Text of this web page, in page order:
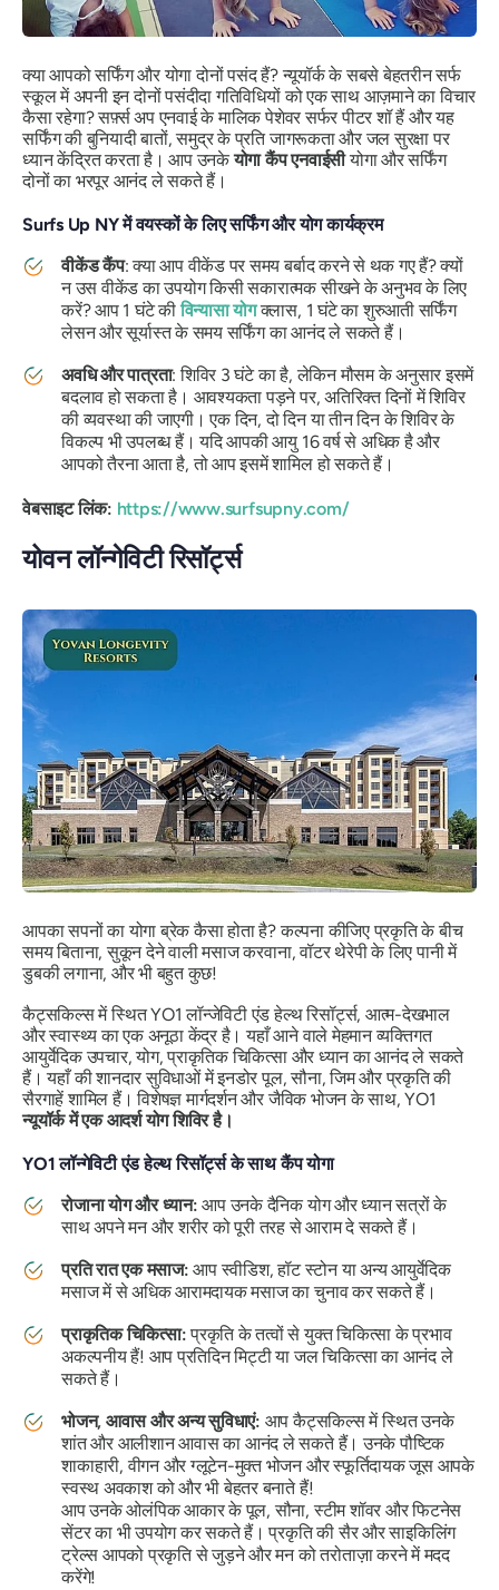
क्या आपको सर्फिंग और योगा दोनों पसंद हैं? न्यूयॉर्क के सबसे बेहतरीन सर्फ
स्कूल में अपनी इन दोनों पसंदीदा गतिविधियों को एक साथ आज़माने का विचार
कैसा रहेगा? सर्फ़्स अप एनवाई के मालिक पेशेवर सर्फर पीटर शॉ हैं और यह
सर्फिंग की बुनियादी बातों, समुद्र के प्रति जागरूकता और जल सुरक्षा पर
ध्यान केंद्रित करता है। आप उनकेयोगा कैंप एनवाईसीयोगा और सर्फिंग
दोनों का भरपूर आनंद ले सकते हैं।
Surfs Up NY में वयस्कों के लिए सर्फिंग और योग कार्यक्रम
वीकेंड कैंप: क्या आप वीकेंड पर समय बर्बाद करने से थक गए हैं? क्यों
न उस वीकेंड का उपयोग किसी सकारात्मक सीखने के अनुभव के लिए
करें? आप 1 घंटे कीविन्यासा योगक्लास, 1 घंटे का शुरुआती सर्फिंग
लेसन और सूर्यास्त के समय सर्फिंग का आनंद ले सकते हैं।
अवधि और पात्रता: शिविर 3 घंटे का है, लेकिन मौसम के अनुसार इसमें
बदलाव हो सकता है। आवश्यकता पड़ने पर, अतिरिक्त दिनों में शिविर
की व्यवस्था की जाएगी। एक दिन, दो दिन या तीन दिन के शिविर के
विकल्प भी उपलब्ध हैं। यदि आपकी आयु 16 वर्ष से अधिक है और
आपको तैरना आता है, तो आप इसमें शामिल हो सकते हैं।
वेबसाइट लिंक: https://www.surfsupny.com/
योवन लॉन्गेविटी रिसॉर्ट्स
आपका सपनों का योगा ब्रेक कैसा होता है? कल्पना कीजिए प्रकृति के बीच
समय बिताना, सुकून देने वाली मसाज करवाना, वॉटर थेरेपी के लिए पानी में
डुबकी लगाना, और भी बहुत कुछ!
कैट्सकिल्स में स्थित YO1 लॉन्जेविटी एंड हेल्थ रिसॉर्ट्स, आत्म-देखभाल
और स्वास्थ्य का एक अनूठा केंद्र है। यहाँ आने वाले मेहमान व्यक्तिगत
आयुर्वेदिक उपचार, योग, प्राकृतिक चिकित्सा और ध्यान का आनंद ले सकते
हैं। यहाँ की शानदार सुविधाओं में इनडोर पूल, सौना, जिम और प्रकृति की
सैरगाहें शामिल हैं। विशेषज्ञ मार्गदर्शन और जैविक भोजन के साथ, YO1
न्यूयॉर्क में एक आदर्श योग शिविर है।
YO1 लॉन्गेविटी एंड हेल्थ रिसॉर्ट्स के साथ कैंप योगा
रोजाना योग और ध्यान:आप उनके दैनिक योग और ध्यान सत्रों के
साथ अपने मन और शरीर को पूरी तरह से आराम दे सकते हैं।
प्रति रात एक मसाज:आप स्वीडिश, हॉट स्टोन या अन्य आयुर्वेदिक
मसाज में से अधिक आरामदायक मसाज का चुनाव कर सकते हैं।
प्राकृतिक चिकित्सा:प्रकृति के तत्वों से युक्त चिकित्सा के प्रभाव
अकल्पनीय हैं! आप प्रतिदिन मिट्टी या जल चिकित्सा का आनंद ले
सकते हैं।
भोजन, आवास और अन्य सुविधाएं: आप कैट्सकिल्स में स्थित उनके
शांत और आलीशान आवास का आनंद ले सकते हैं। उनके पौष्टिक
शाकाहारी, वीगन और ग्लूटेन-मुक्त भोजन और स्फूर्तिदायक जूस आपके
स्वस्थ अवकाश को और भी बेहतर बनाते हैं!
आप उनके ओलंपिक आकार के पूल, सौना, स्टीम शॉवर और फिटनेस
सेंटर का भी उपयोग कर सकते हैं। प्रकृति की सैर और साइकिलिंग
ट्रेल्स आपको प्रकृति से जुड़ने और मन को तरोताज़ा करने में मदद
करेंगे!